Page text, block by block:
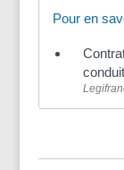
Pour en